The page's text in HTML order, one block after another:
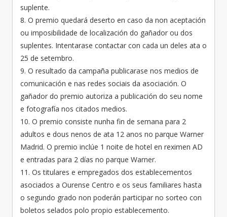
suplente.
8. O premio quedará deserto en caso da non aceptación
ou imposibilidade de localización do gañador ou dos
suplentes. Intentarase contactar con cada un deles ata o
25 de setembro.
9. O resultado da campaña publicarase nos medios de
comunicación e nas redes sociais da asociación. O
gañador do premio autoriza a publicación do seu nome
e fotografía nos citados medios.
10. O premio consiste nunha fin de semana para 2
adultos e dous nenos de ata 12 anos no parque Warner
Madrid. O premio inclúe 1 noite de hotel en reximen AD
e entradas para 2 días no parque Warner.
11. Os titulares e empregados dos establecementos
asociados a Ourense Centro e os seus familiares hasta
o segundo grado non poderán participar no sorteo con
boletos selados polo propio establecemento.